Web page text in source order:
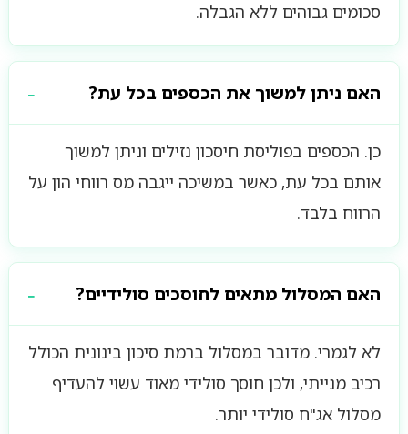
סכומים גבוהים ללא הגבלה.
האם ניתן למשוך את הכספים בכל עת?
כן. הכספים בפוליסת חיסכון נזילים וניתן למשוך
אותם בכל עת, כאשר במשיכה ייגבה מס רווחי הון על
הרווח בלבד.
האם המסלול מתאים לחוסכים סולידיים?
לא לגמרי. מדובר במסלול ברמת סיכון בינונית הכולל
רכיב מנייתי, ולכן חוסך סולידי מאוד עשוי להעדיף
מסלול אג"ח סולידי יותר.